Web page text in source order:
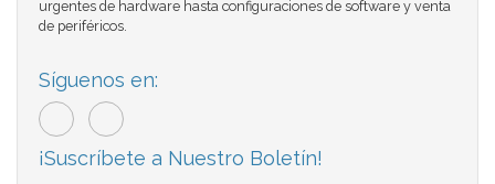
urgentes de hardware hasta configuraciones de software y venta
de periféricos.
Síguenos en:
¡Suscríbete a Nuestro Boletín!